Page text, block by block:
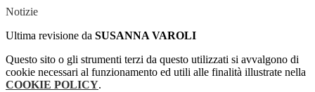
Notizie
Ultima revisione da SUSANNA VAROLI
Questo sito o gli strumenti terzi da questo utilizzati si avvalgono di
cookie necessari al funzionamento ed utili alle finalità illustrate nella
COOKIE POLICY.